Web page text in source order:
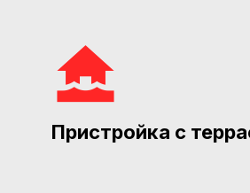
Пристройка с